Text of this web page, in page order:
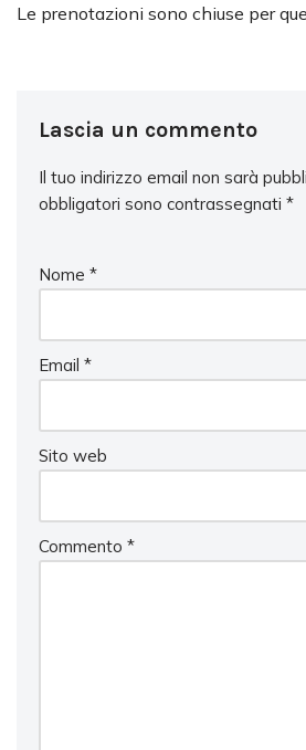
Le prenotazioni sono chiuse per
Lascia un commento
Il tuo indirizzo email non sarà
obbligatori sono contrassegnati *
Nome *
Email *
Sito web
Commento *